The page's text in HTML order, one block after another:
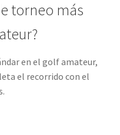
torneo más
en el golf amateur,
el recorrido con el